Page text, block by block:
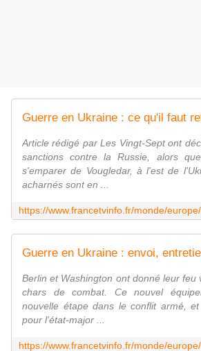
Article rédigé par Les Vingt-Sept ont
sanctions contre la Russie, alors
s'emparer de Vougledar, à l'est de
acharnés sont en ...
Berlin et Washington ont donné leur feu
chars de combat. Ce nouvel
nouvelle étape dans le conflit armé,
pour l'état-major ...